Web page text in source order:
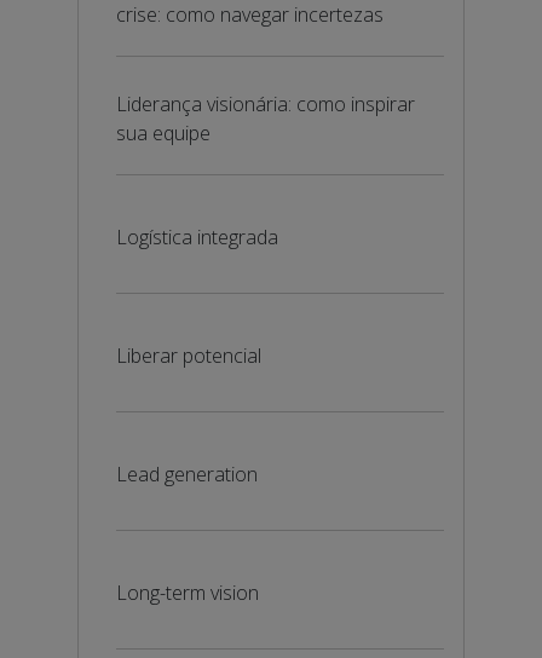
crise: como navegar incertezas
Liderança visionária: como inspirar
sua equipe
Logística integrada
Liberar potencial
Lead generation
Long-term vision